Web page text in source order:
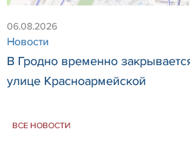
06.08.2026
Новости
В Гродно временно
улице Красноармейской
ВСЕ НОВОСТИ